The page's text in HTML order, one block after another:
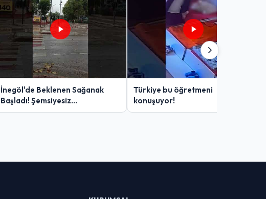
İnegöl'de Beklenen Sağanak
Başladı! Şemsiyesiz
Yakalananlar Zor Anlar Yaşadı
Türkiye bu öğretmeni
konuşuyor!